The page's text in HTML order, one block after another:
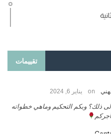
تقييمات
on يناير 25, 2026
أرغب بنشر كتابي معكم